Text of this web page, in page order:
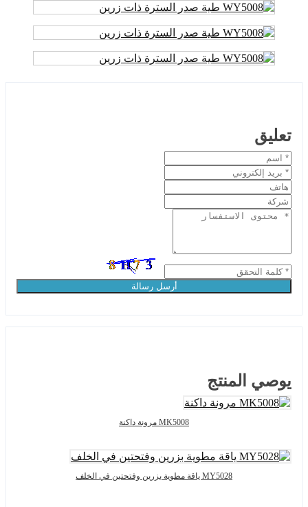
تعليق
أرسل رسالة
يوصي المنتج
MK5008 مرونة داكنة
MY5028 ياقة مطوية بزرين وفتحتين في الخلف